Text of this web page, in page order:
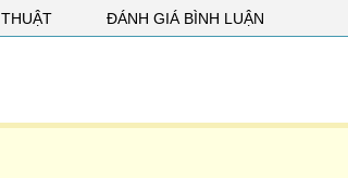
ĐÁNH GIÁ BÌNH LUẬN